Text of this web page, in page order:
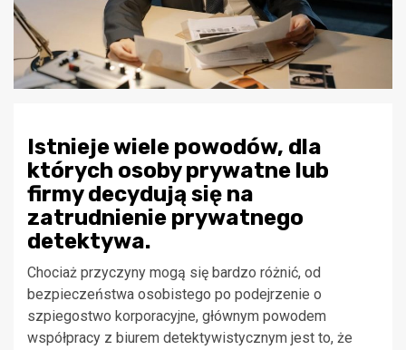
Istnieje wiele powodów, dla
których osoby prywatne lub
firmy decydują się na
zatrudnienie prywatnego
detektywa.
Chociaż przyczyny mogą się bardzo różnić, od
bezpieczeństwa osobistego po podejrzenie o
szpiegostwo korporacyjne, głównym powodem
współpracy z biurem detektywistycznym jest to, że